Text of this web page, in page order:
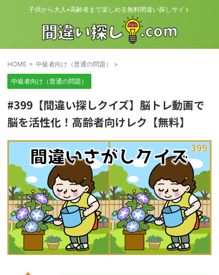
子供から大人•高齢者まで楽しめる無料間違い探しサイト
HOME > 中級者向け（普通の問題） >
中級者向け（普通の問題）
#399【間違い探しクイズ】脳トレ動画で
脳を活性化！高齢者向けレク【無料】